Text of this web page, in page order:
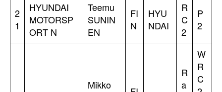
2
1
HYUNDAI
MOTORSP
ORT N
Teemu
SUNIN
EN
FI
N
HYU
NDAI
R
C
2
P
2
Mikko
R
a
W
R
C